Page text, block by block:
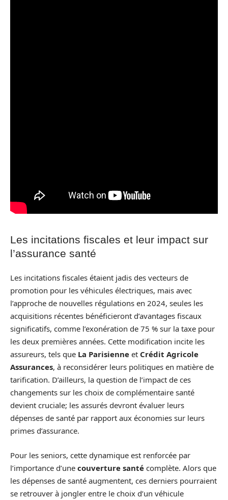
Les incitations fiscales et leur impact sur
l’assurance santé
Les incitations fiscales étaient jadis des vecteurs de
promotion pour les véhicules électriques, mais avec
l’approche de nouvelles régulations en 2024, seules les
acquisitions récentes bénéficieront d’avantages fiscaux
significatifs, comme l’exonération de 75 % sur la taxe pour
les deux premières années. Cette modification incite les
assureurs, tels que La Parisienne et Crédit Agricole
Assurances, à reconsidérer leurs politiques en matière de
tarification. D’ailleurs, la question de l’impact de ces
changements sur les choix de complémentaire santé
devient cruciale; les assurés devront évaluer leurs
dépenses de santé par rapport aux économies sur leurs
primes d’assurance.
Pour les seniors, cette dynamique est renforcée par
l’importance d’une couverture santé complète. Alors que
les dépenses de santé augmentent, ces derniers pourraient
se retrouver à jongler entre le choix d’un véhicule